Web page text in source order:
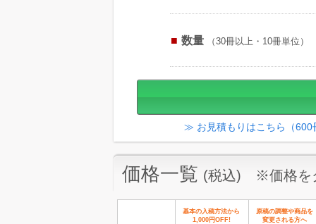
数量 （30冊以上・10冊単位）
≫ お見積もりはこちら（600
価格一覧 (税込) ※価格を
基本の入稿方法から
1,000円OFF!
原稿の調整や商品を
変更される方へ